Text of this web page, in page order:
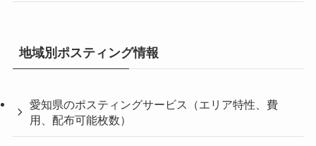
地域別ポスティング情報
愛知県のポスティングサービス（エリア特性、費
用、配布可能枚数）